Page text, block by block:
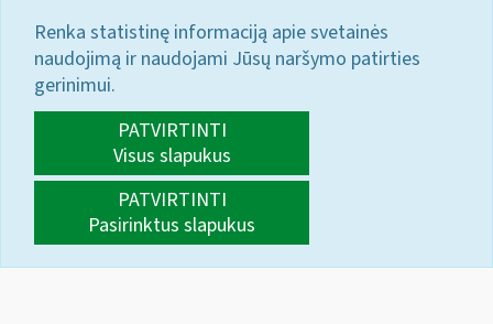
Renka statistinę informaciją apie svetainės
naudojimą ir naudojami Jūsų naršymo patirties
gerinimui.
PATVIRTINTI
Visus slapukus
PATVIRTINTI
Pasirinktus slapukus